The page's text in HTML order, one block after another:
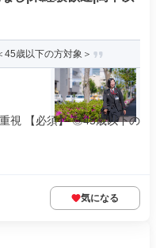
歳以下の方対象＞
視 【必須】 ◎45歳以下の
気になる